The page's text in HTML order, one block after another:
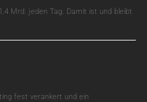
Mrd. jeden Tag. Damit ist und bleibt
fest verankert und ein